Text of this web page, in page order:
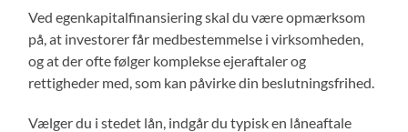
Ved egenkapitalfinansiering skal du være opmærksom
på, at investorer får medbestemmelse i virksomheden,
og at der ofte følger komplekse ejeraftaler og
rettigheder med, som kan påvirke din beslutningsfrihed.
Vælger du i stedet lån, indgår du typisk en låneaftale